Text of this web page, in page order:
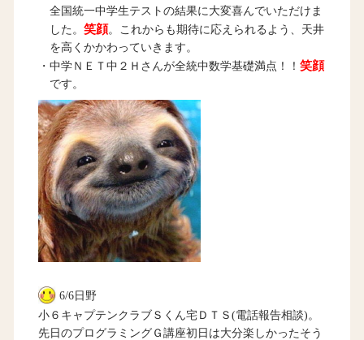
全国統一中学生テストの結果に大変喜んでいただけま
した。 笑顔。これからも期待に応えられるよう、天井
を高くかかわっていきます。
・中学ＮＥＴ中２Ｈさんが全統中数学基礎満点！！ 笑顔
です。
6/6日野
小６キャプテンクラブＳくん宅ＤＴＳ(電話報告相談)。
先日のプログラミングＧ講座初日は大分楽しかったそう